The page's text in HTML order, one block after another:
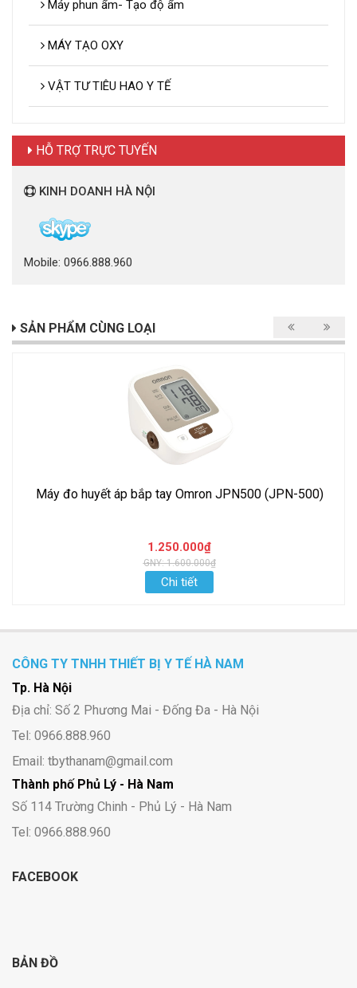
Máy phun ẩm- Tạo độ ẩm
MÁY TẠO OXY
VẬT TƯ TIÊU HAO Y TẾ
HỖ TRỢ TRỰC TUYẾN
KINH DOANH HÀ NỘI
Mobile: 0966.888.960
SẢN PHẨM CÙNG LOẠI
Máy đo huyết áp bắp tay Omron JPN500 (JPN-500)
1.250.000₫
GNY: 1.600.000₫
Chi tiết
CÔNG TY TNHH THIẾT BỊ Y TẾ HÀ NAM
Tp. Hà Nội
Địa chỉ: Số 2 Phương Mai - Đống Đa - Hà Nội
Tel: 0966.888.960
Email: tbythanam@gmail.com
Thành phố Phủ Lý - Hà Nam
Số 114 Trường Chinh - Phủ Lý - Hà Nam
Tel: 0966.888.960
FACEBOOK
BẢN ĐỒ